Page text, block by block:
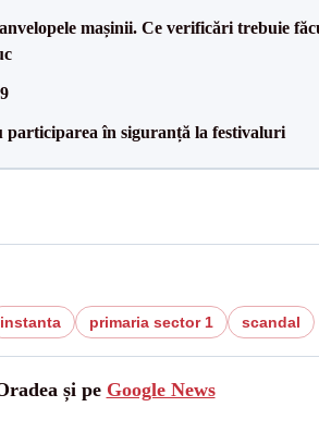
mașinii. Ce verificări trebuie
participarea în siguranță la festivaluri
instanta primaria sector 1 scandal
și pe Google News